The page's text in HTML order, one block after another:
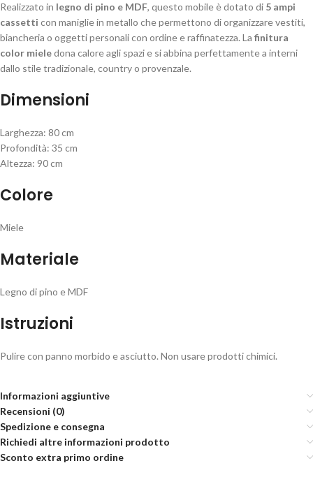
Realizzato in legno di pino e MDF, questo mobile è dotato di 5 ampi
cassetti con maniglie in metallo che permettono di organizzare vestiti,
biancheria o oggetti personali con ordine e raffinatezza. La finitura
color mieledona calore agli spazi e si abbina perfettamente a interni
dallo stile tradizionale, country o provenzale.
Dimensioni
Larghezza: 80 cm
Profondità: 35 cm
Altezza: 90 cm
Colore
Miele
Materiale
Legno di pino e MDF
Istruzioni
Pulire con panno morbido e asciutto. Non usare prodotti chimici.
Informazioni aggiuntive
Recensioni (0)
Spedizione e consegna
Richiedi altre informazioni prodotto
Sconto extra primo ordine